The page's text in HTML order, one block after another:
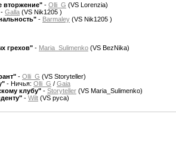
вторжение" - Olli_G (VS Lorenzia)
- Galla (VS Nik1205 )
- Barmaley (VS Nik1205 )
грехов" - Maria_Sulimenko (VS BezNika)
- Olli_G (VS Storyteller)
- Ничья: Olli_G / Gaia
клубу" - Storyteller (VS Maria_Sulimenko)
- Wilt (VS руса)